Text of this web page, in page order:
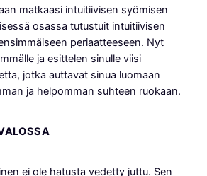
matkaasi intuitiivisen syömisen
osassa tutustuit intuitiivisen
periaatteeseen. Nyt
ja esittelen sinulle viisi
jotka auttavat sinua luomaan
ja helpomman suhteen ruokaan.
ei ole hatusta vedetty juttu. Sen